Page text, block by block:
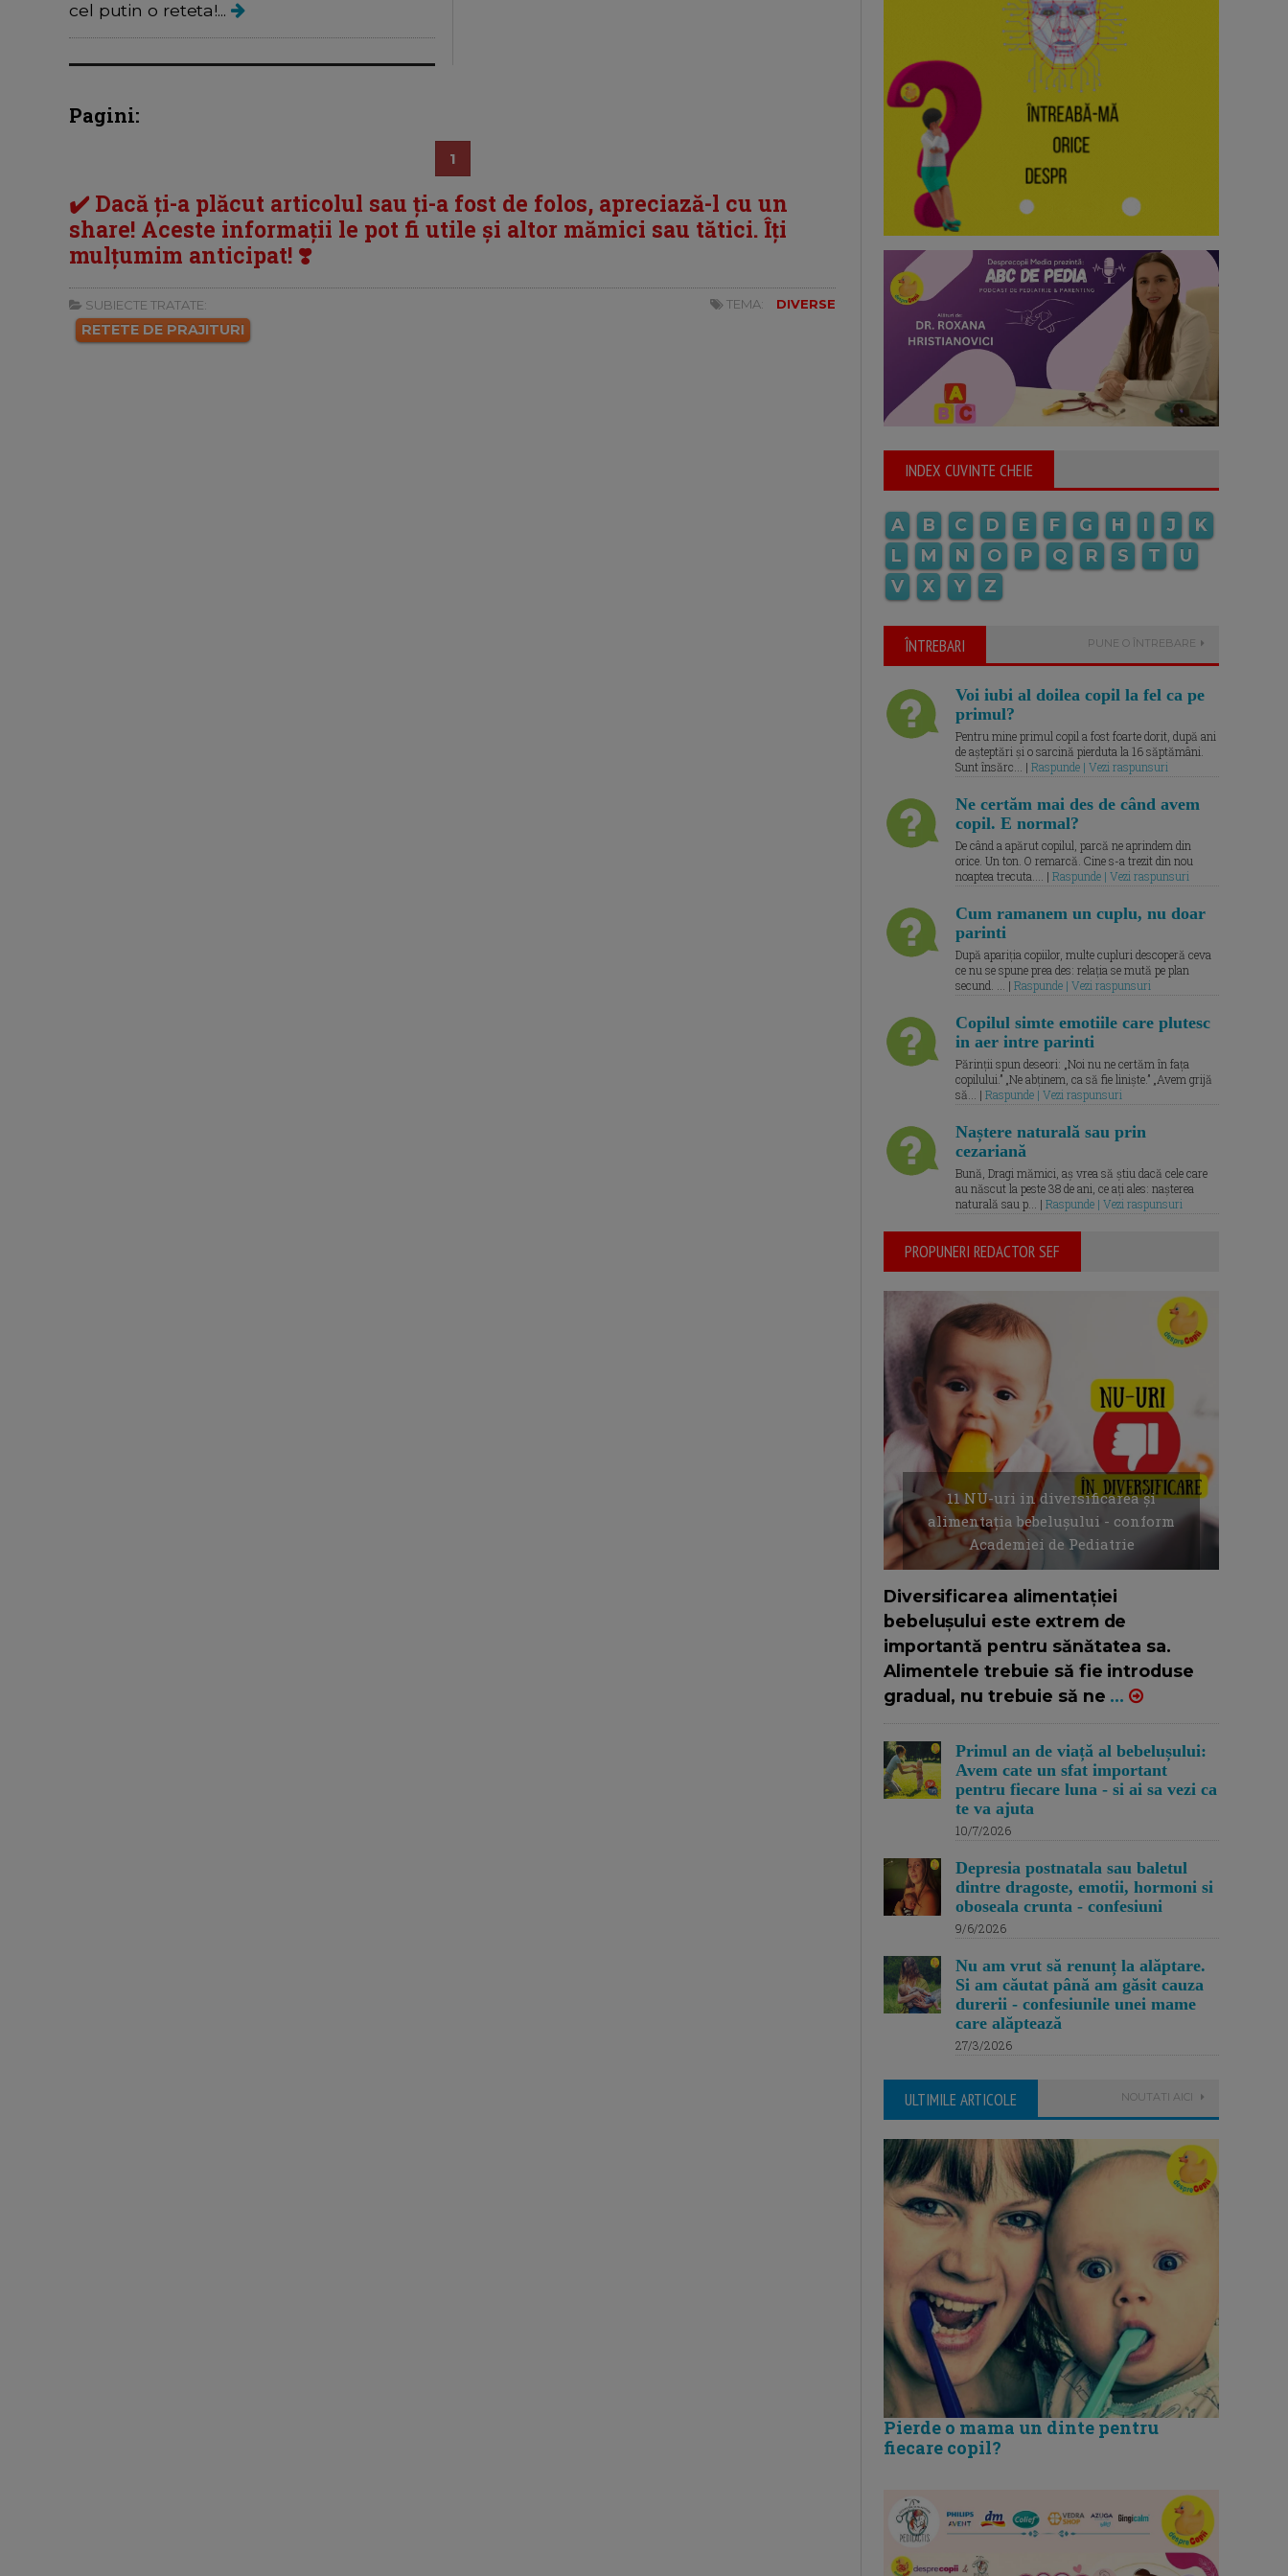
cel putin o reteta!...
Pagini:
1
✔️ Dacă ți-a plăcut articolul sau ți-a fost de folos, apreciază-l cu un
share! Aceste informații le pot fi utile și altor mămici sau tătici. Îți
mulțumim anticipat! ❣️
SUBIECTE TRATATE:
RETETE DE PRAJITURI
TEMA: DIVERSE
INDEX CUVINTE CHEIE
A B C D E F G H I J
K
L
M N O P Q R S T
U
V
X Y Z
ÎNTREBARI PUNE O ÎNTREBARE
Voi iubi al doilea copil la fel ca pe
primul?
Pentru mine primul copil a fost foarte dorit, după ani
de așteptări și o sarcină pierduta la 16 săptămâni.
Sunt însărc... | Raspunde | Vezi raspunsuri
Ne certăm mai des de când avem
copil. E normal?
De când a apărut copilul, parcă ne aprindem din
orice. Un ton. O remarcă. Cine s-a trezit din nou
noaptea trecuta.... | Raspunde | Vezi raspunsuri
Cum ramanem un cuplu, nu doar
parinti
După apariția copiilor, multe cupluri descoperă ceva
ce nu se spune prea des: relația se mută pe plan
secund. ... | Raspunde | Vezi raspunsuri
Copilul simte emotiile care plutesc
in aer intre parinti
Părinții spun deseori: „Noi nu ne certăm în fața
copilului.” „Ne abținem, ca să fie liniște.” „Avem grijă
să... | Raspunde | Vezi raspunsuri
Naștere naturală sau prin
cezariană
Bună, Dragi mămici, aș vrea să știu dacă cele care
au născut la peste 38 de ani, ce ați ales: nașterea
naturală sau p... | Raspunde | Vezi raspunsuri
PROPUNERI REDACTOR SEF
11 NU-uri in diversificarea și
alimentația bebelușului - conform
Academiei de Pediatrie
Diversificarea alimentației
bebelușului este extrem de
importantă pentru sănătatea sa.
Alimentele trebuie să fie introduse
gradual, nu trebuie să ne ...
Primul an de viață al bebelușului:
Avem cate un sfat important
pentru fiecare luna - si ai sa vezi ca
te va ajuta
10/7/2026
Depresia postnatala sau baletul
dintre dragoste, emotii, hormoni si
oboseala crunta - confesiuni
9/6/2026
Nu am vrut să renunț la alăptare.
Si am căutat până am găsit cauza
durerii - confesiunile unei mame
care alăptează
27/3/2026
ULTIMILE ARTICOLE NOUTATI AICI
Pierde o mama un dinte pentru
fiecare copil?